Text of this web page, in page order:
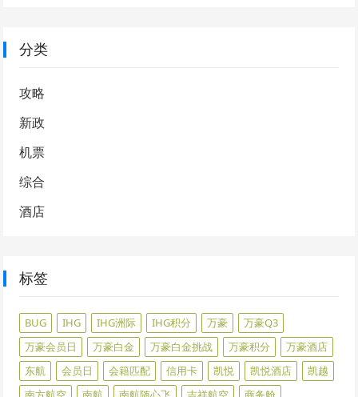
分类
攻略
新政
机票
综合
酒店
标签
BUG IHG IHG洲际 IHG积分 万豪
万豪Q3
万豪会员日
万豪白金 万豪白金挑战 万豪积分
万豪酒店
东航
会员日 会籍匹配 信用卡 凯悦 凯悦酒店
凯越